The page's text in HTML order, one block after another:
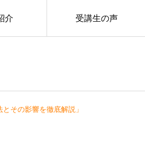
介 受講生の声
その影響を徹底解説」